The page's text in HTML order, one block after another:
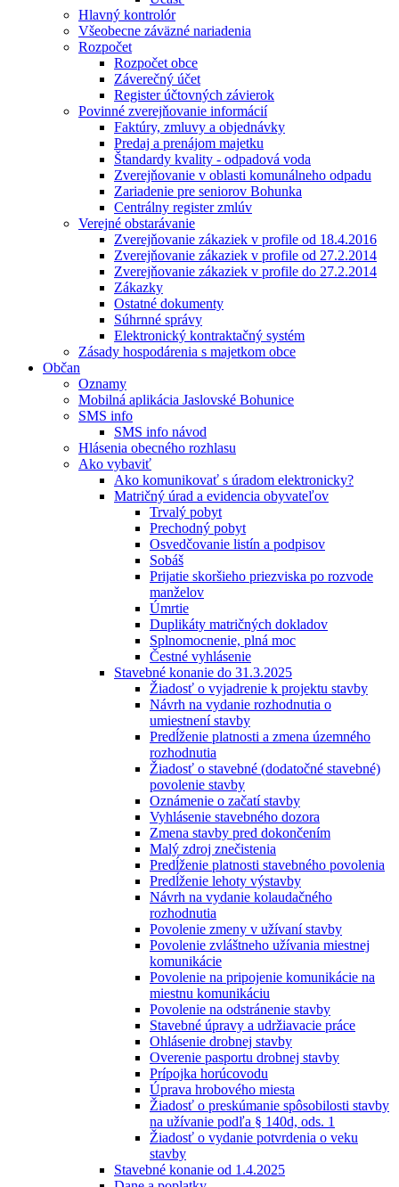
Hlavný kontrolór
Všeobecne záväzné nariadenia
Rozpočet
Rozpočet obce
Záverečný účet
Register účtovných závierok
Povinné zverejňovanie informácií
Faktúry, zmluvy a objednávky
Predaj a prenájom majetku
Štandardy kvality - odpadová voda
Zverejňovanie v oblasti komunálneho odpadu
Zariadenie pre seniorov Bohunka
Centrálny register zmlúv
Verejné obstarávanie
Zverejňovanie zákaziek v profile od 18.4.2016
Zverejňovanie zákaziek v profile od 27.2.2014
Zverejňovanie zákaziek v profile do 27.2.2014
Zákazky
Ostatné dokumenty
Súhrnné správy
Elektronický kontraktačný systém
Zásady hospodárenia s majetkom obce
Občan
Oznamy
Mobilná aplikácia Jaslovské Bohunice
SMS info
SMS info návod
Hlásenia obecného rozhlasu
Ako vybaviť
Ako komunikovať s úradom elektronicky?
Matričný úrad a evidencia obyvateľov
Trvalý pobyt
Prechodný pobyt
Osvedčovanie listín a podpisov
Sobáš
Prijatie skoršieho priezviska po rozvode
manželov
Úmrtie
Duplikáty matričných dokladov
Splnomocnenie, plná moc
Čestné vyhlásenie
Stavebné konanie do 31.3.2025
Žiadosť o vyjadrenie k projektu stavby
Návrh na vydanie rozhodnutia o
umiestnení stavby
Predĺženie platnosti a zmena územného
rozhodnutia
Žiadosť o stavebné (dodatočné stavebné)
povolenie stavby
Oznámenie o začatí stavby
Vyhlásenie stavebného dozora
Zmena stavby pred dokončením
Malý zdroj znečistenia
Predĺženie platnosti stavebného povolenia
Predĺženie lehoty výstavby
Návrh na vydanie kolaudačného
rozhodnutia
Povolenie zmeny v užívaní stavby
Povolenie zvláštneho užívania miestnej
komunikácie
Povolenie na pripojenie komunikácie na
miestnu komunikáciu
Povolenie na odstránenie stavby
Stavebné úpravy a udržiavacie práce
Ohlásenie drobnej stavby
Overenie pasportu drobnej stavby
Prípojka horúcovodu
Úprava hrobového miesta
Žiadosť o preskúmanie spôsobilosti stavby
na užívanie podľa § 140d, ods. 1
Žiadosť o vydanie potvrdenia o veku
stavby
Stavebné konanie od 1.4.2025